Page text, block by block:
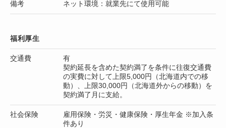
備考 ネット環境：就業先にて使用可能
福利厚生
交通費
有
契約延長を含めた契約満了を条件に往復交通費
の実費に対して上限5,000円（北海道内での移
動）、上限30,000円（北海道外からの移動）を
契約満了月に支給。
社会保険
雇用保険・労災・健康保険・厚生年金 ※加入条
件あり